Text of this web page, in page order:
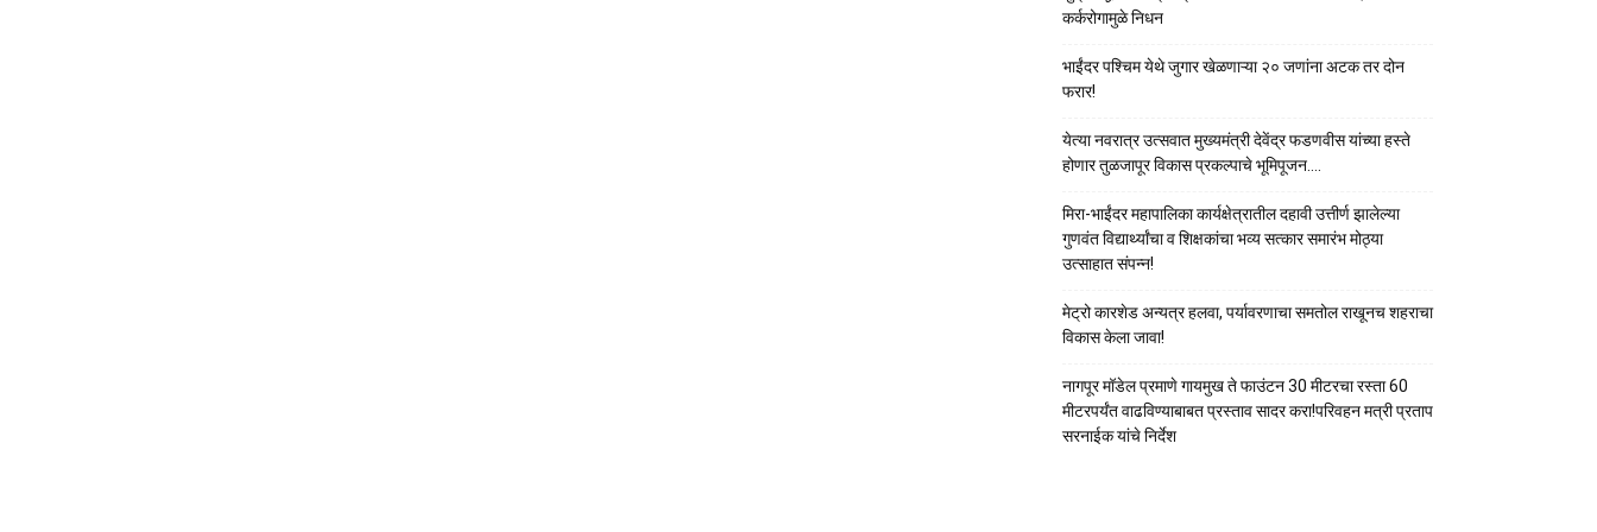
कर्करोगामुळे निधन
भाईंदर पश्चिम येथे जुगार खेळणाऱ्या २० जणांना अटक तर दोन
फरार!
येत्या नवरात्र उत्सवात मुख्यमंत्री देवेंद्र फडणवीस यांच्या हस्ते
होणार तुळजापूर विकास प्रकल्पाचे भूमिपूजन….
मिरा-भाईंदर महापालिका कार्यक्षेत्रातील दहावी उत्तीर्ण झालेल्या
गुणवंत विद्यार्थ्यांचा व शिक्षकांचा भव्य सत्कार समारंभ मोठ्या
उत्साहात संपन्न!
मेट्रो कारशेड अन्यत्र हलवा, पर्यावरणाचा समतोल राखूनच शहराचा
विकास केला जावा!
नागपूर मॉडेल प्रमाणे गायमुख ते फाउंटन 30 मीटरचा रस्ता 60
मीटरपर्यंत वाढविण्याबाबत प्रस्ताव सादर करा!परिवहन मत्री प्रताप
सरनाईक यांचे निर्देश